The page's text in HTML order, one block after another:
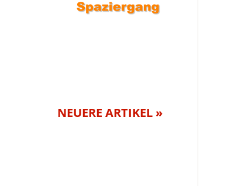
NEUERE ARTIKEL »